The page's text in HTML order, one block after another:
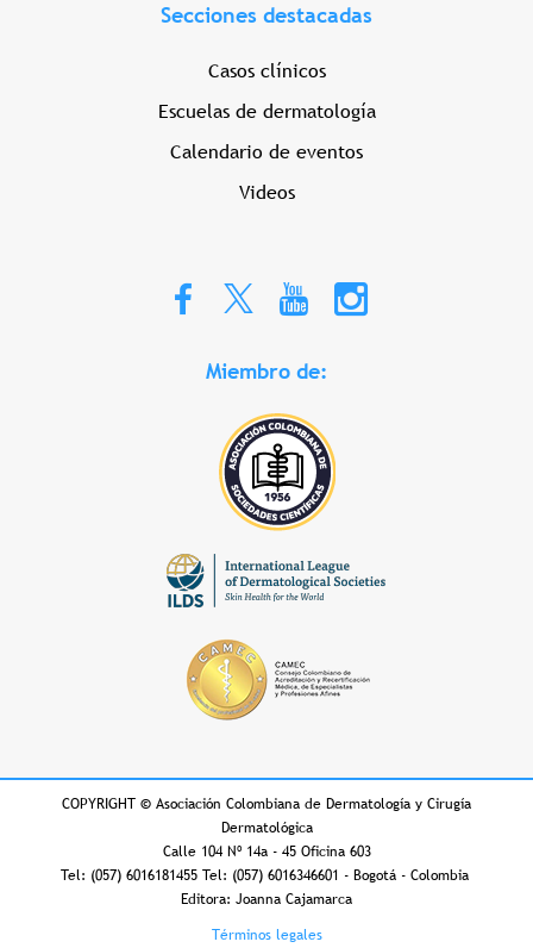
Secciones destacadas
Casos clínicos
Escuelas de dermatología
Calendario de eventos
Videos
Miembro de:
COPYRIGHT © Asociación Colombiana de Dermatología y Cirugía
Dermatológica
Calle 104 Nº 14a - 45 Oficina 603
Tel: (057) 6016181455 Tel: (057) 6016346601 - Bogotá - Colombia
Editora: Joanna Cajamarca
Términos legales